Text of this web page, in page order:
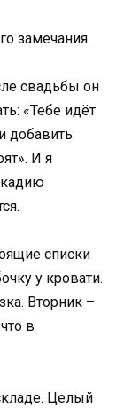
замечания.
свадьбы он
«Тебе идёт
добавить:
И я
списки
у кровати.
Вторник –
в
Целый